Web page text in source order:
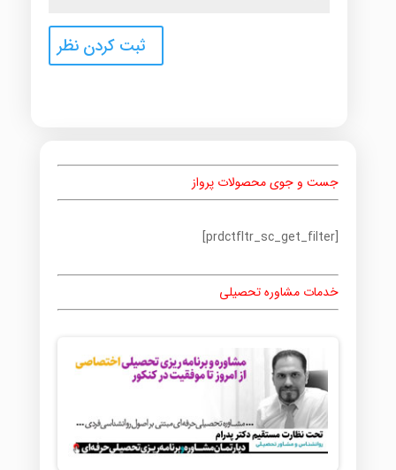
جست و جوی محصولات پرواز
[prdctfltr_sc_get_filter]
خدمات مشاوره تحصیلی